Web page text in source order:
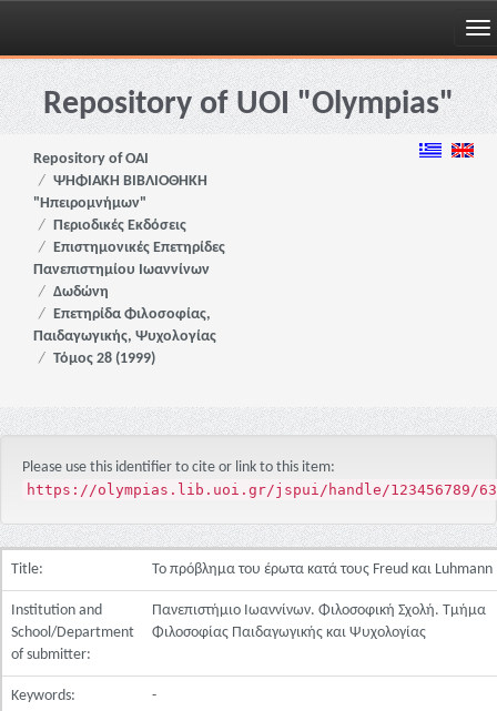
Skip
navigationRepository of UOI "Olympias"
Repository of OAI
ΨΗΦΙΑΚΗ ΒΙΒΛΙΟΘΗΚΗ
"Ηπειρομνήμων"
Περιοδικές Εκδόσεις
Επιστημονικές Επετηρίδες
Πανεπιστημίου Ιωαννίνων
Δωδώνη
Επετηρίδα Φιλοσοφίας,
Παιδαγωγικής, Ψυχολογίας
Τόμος 28 (1999)
Please use this identifier to cite or link to this item:
https://olympias.lib.uoi.gr/jspui/handle/123456789/
Title: Το πρόβλημα του έρωτα κατά τους Freud και Luhmann
Institution and
School/Department
of submitter:
Πανεπιστήμιο Ιωαννίνων. Φιλοσοφική Σχολή. Τμήμα
Φιλοσοφίας Παιδαγωγικής και Ψυχολογίας
Keywords: -